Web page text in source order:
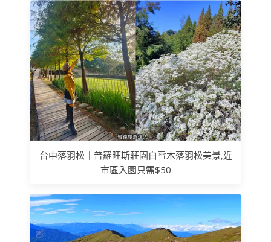
台中落羽松｜普羅旺斯莊園白雪木落羽松美景,近
市區入園只需$50